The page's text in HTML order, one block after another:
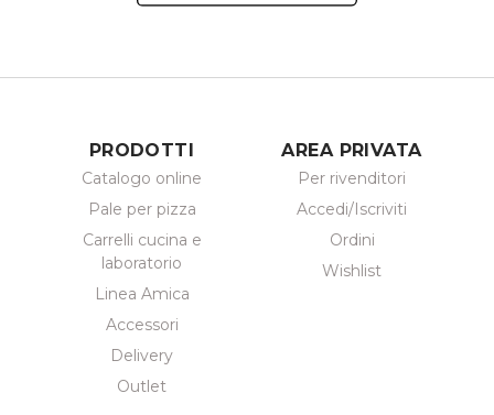
PRODOTTI
Catalogo online
Pale per pizza
Carrelli cucina e
laboratorio
Linea Amica
Accessori
Delivery
Outlet
AREA PRIVATA
Per rivenditori
Accedi/Iscriviti
Ordini
Wishlist